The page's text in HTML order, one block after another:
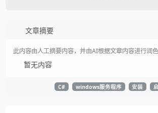
文章摘要
此内容由人工摘要内容，并由AI根据文章内容进行润色
暂无内容
C# windows服务程序 安装